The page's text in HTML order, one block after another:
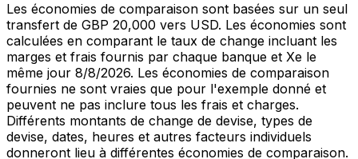
Les économies de comparaison sont basées sur un seul
transfert de GBP 20,000 vers USD. Les économies sont
calculées en comparant le taux de change incluant les
marges et frais fournis par chaque banque et Xe le
même jour 8/8/2026. Les économies de comparaison
fournies ne sont vraies que pour l'exemple donné et
peuvent ne pas inclure tous les frais et charges.
Différents montants de change de devise, types de
devise, dates, heures et autres facteurs individuels
donneront lieu à différentes économies de comparaison.